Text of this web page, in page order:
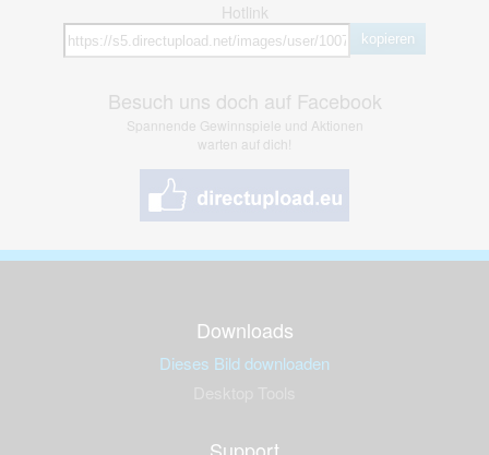
Hotlink
kopieren
Besuch uns doch auf Facebook
Spannende Gewinnspiele und Aktionen
warten auf dich!
Downloads
Dieses Bild downloaden